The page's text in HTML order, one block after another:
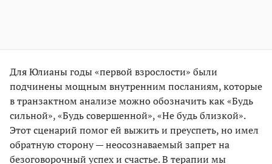
Для Юлианы годы «первой взрослости» были
подчинены мощным внутренним посланиям, которые
в транзактном анализе можно обозначить как «Будь
сильной», «Будь совершенной», «Не будь близкой».
Этот сценарий помог ей выжить и преуспеть, но имел
обратную сторону — неосознаваемый запрет на
безоговорочный успех и счастье. В терапии мы